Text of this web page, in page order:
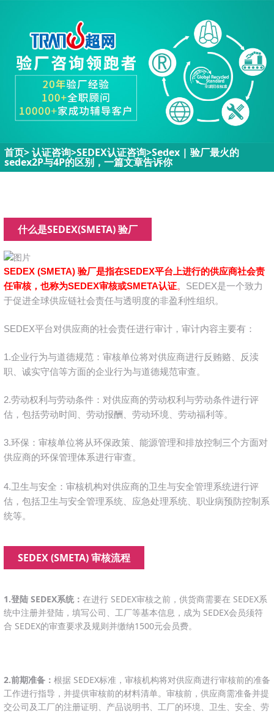
首页>认证咨询>SEDEX认证咨询>Sedex | 验厂最火的
sedex2P与4P的区别，一篇文章告诉你
什么是SEDEX(SMETA) 验厂
SEDEX (SMETA) 验厂是指在SEDEX平台上进行的供应商社会责
任审核，也称为SEDEX审核或SMETA认证。 SEDEX是一个致力
于促进全球供应链社会责任与透明度的非盈利性组织。
SEDEX平台对供应商的社会责任进行审计，审计内容主要有：
1.企业行为与道德规范：审核单位将对供应商进行反贿赂、反渎
职、诚实守信等方面的企业行为与道德规范审查。
2.劳动权利与劳动条件：对供应商的劳动权利与劳动条件进行评
估，包括劳动时间、劳动报酬、劳动环境、劳动福利等。
3.环保：审核单位将从环保政策、能源管理和排放控制三个方面对
供应商的环保管理体系进行审查。
4.卫生与安全：审核机构对供应商的卫生与安全管理系统进行评
估，包括卫生与安全管理系统、应急处理系统、职业病预防控制系
统等。
SEDEX (SMETA) 审核流程
1.登陆 SEDEX系统： 在进行 SEDEX审核之前，供货商需要在 SEDEX系
统中注册并登陆，填写公司、工厂等基本信息，成为 SEDEX会员须符
合 SEDEX的审查要求及规则并缴纳1500元会员费。
2.前期准备： 根据 SEDEX标准，审核机构将对供应商进行审核前的准备
工作进行指导，并提供审核前的材料清单。审核前，供应商需准备并提
交公司及工厂的注册证明、产品说明书、工厂的环境、卫生、安全、劳